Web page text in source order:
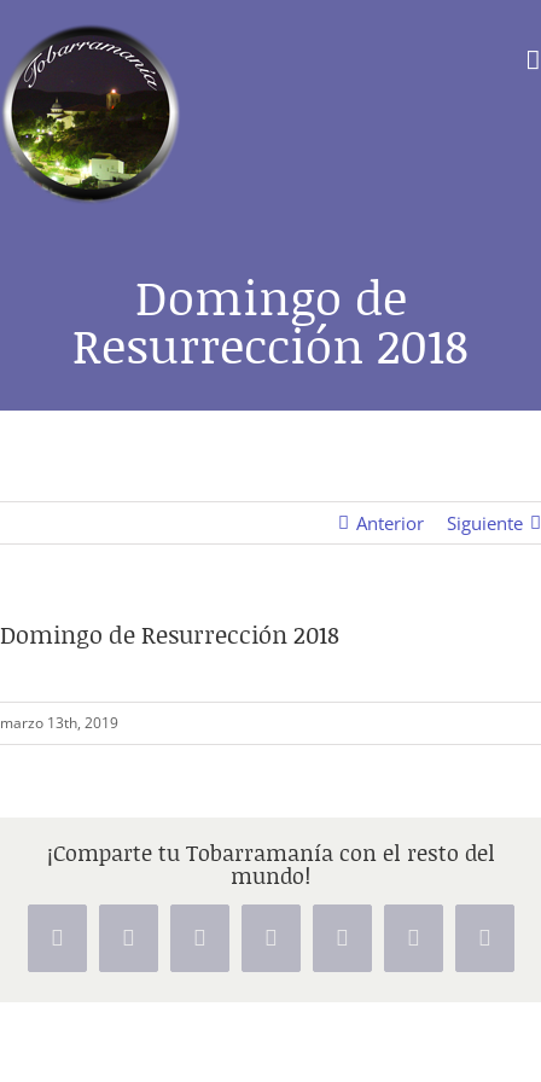
contenido
Domingo de
Resurrección 2018
Anterior Siguiente
Domingo de Resurrección 2018
marzo 13th, 2019
¡Comparte tu Tobarramanía con el resto del
mundo!
Facebook
X Reddit LinkedInTumblr PinterestVk